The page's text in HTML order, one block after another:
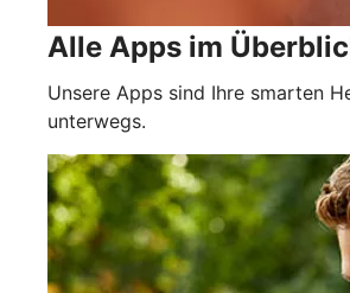
Alle Apps im
Unsere Apps sind Ihre smarten
unterwegs.